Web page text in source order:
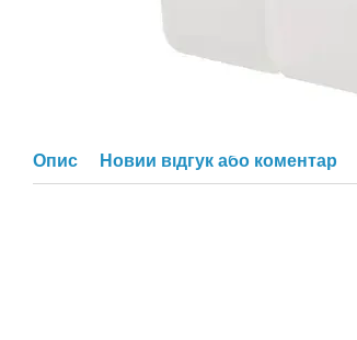
Опис Новий відгук або коментар